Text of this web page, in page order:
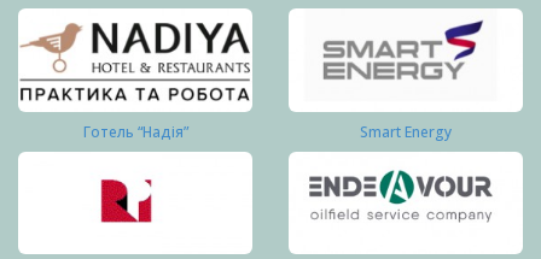
Готель “Надія” Smart Energy